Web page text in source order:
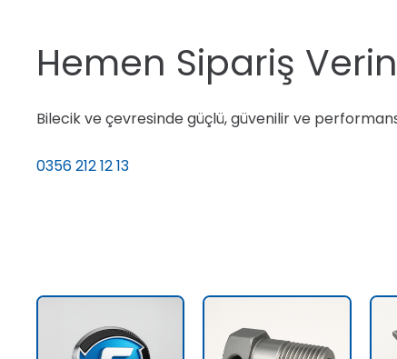
Hemen Sipariş
Bilecik ve çevresinde güçlü, güvenilir ve
0356 212 12 13